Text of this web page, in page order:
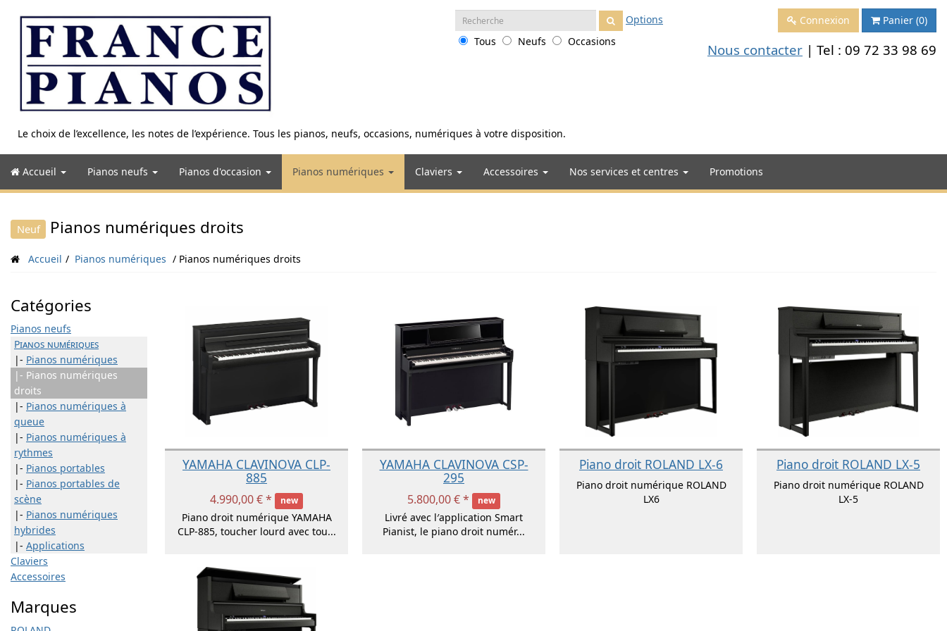
contenu
Le choix de l’excellence, les notes de l’expérience. Tous les pianos, neufs, occasions, numériques à votre disposition.
Recherche
:
Options
Tous
Neufs Occasions
Connexion Panier (0)
Nous contacter | Tel : 09 72 33 98 69
Accueil Pianos neufs Pianos d'occasion Pianos numériques Claviers Accessoires Nos services et centres Promotions
Neuf Pianos numériques droits
Accueil Pianos numériques Pianos numériques droits
Catégories
Pianos neufs
Pianos numériques
|- Pianos numériques
|- Pianos numériques
droits
|- Pianos numériques à
queue
|- Pianos numériques à
rythmes
|- Pianos portables
|- Pianos portables de
scène
|- Pianos numériques
hybrides
|- Applications
Claviers
Accessoires
Marques
YAMAHA CLAVINOVA CLP-
885
4.990,00 € * new
Piano droit numérique YAMAHA
CLP-885, toucher lourd avec tou...
YAMAHA CLAVINOVA CSP-
295
5.800,00 € * new
Livré avec l′application Smart
Pianist, le piano droit numér...
Piano droit ROLAND LX-6
Piano droit numérique ROLAND
LX6
Piano droit ROLAND LX-5
Piano droit numérique ROLAND
LX-5